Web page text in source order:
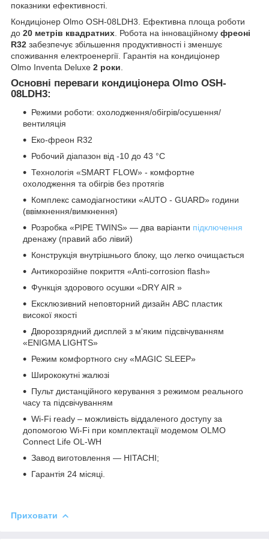
показники ефективності.
Кондиціонер Olmo OSH-08LDH3. Ефективна площа роботи
до 20 метрів квадратних . Робота на інноваційному фреоні
R32 забезпечує збільшення продуктивності і зменшує
споживання електроенергії. Гарантія на кондиціонер
Olmo Inventa Deluxe 2 роки
Основні переваги кондиціонера Olmo OSH-
08LDH3:
Режими роботи: охолодження/обігрів/осушення/
вентиляція
Еко-фреон R32
Робочий діапазон від -10 до 43 °C
Технологія «SMART FLOW» - комфортне
охолодження та обігрів без протягів
Комплекс самодіагностики «AUTO - GUARD» години
(ввімкнення/вимкнення)
Розробка «PIPE TWINS» — два варіанти підключення
дренажу (правий або лівий)
Конструкція внутрішнього блоку, що легко очищається
Антикорозійне покриття «Anti-corrosion flash»
Функція здорового осушки «DRY AIR »
Ексклюзивний неповторний дизайн ABC пластик
високої якості
Двороззрядний дисплей з м'яким підсвічуванням
«ENIGMA LIGHTS»
Режим комфортного сну «MAGIC SLEEP»
Ширококутні жалюзі
Пульт дистанційного керування з режимом реального
часу та підсвічуванням
Wi-Fi ready – можливість віддаленого доступу за
допомогою Wi-Fi при комплектації модемом OLMO
Connect Life OL-WH
Завод виготовлення — HITACHI;
Гарантія 24 місяці.
Приховати